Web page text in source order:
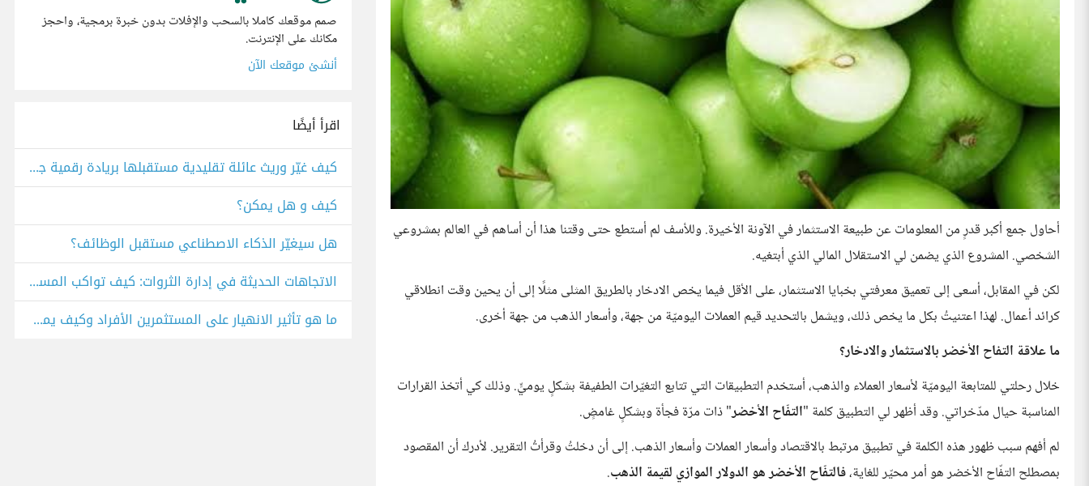
أحاول جمع أكبر قدرٍ من المعلومات عن طبيعة الاستثمار في الآونة الأخيرة. وللأسف لم أستطع حتى وقتنا هذا أن أساهم في العالم بمشروعي
الشخصي. المشروع الذي يضمن لي الاستقلال المالي الذي أبتغيه.
لكن في المقابل، أسعى إلى تعميق معرفتي بخبايا الاستثمار، على الأقل فيما يخص الادخار بالطريق المثلى مثلًا إلى أن يحين وقت انطلاقي
كرائد أعمال. لهذا اعتنيتُ بكل ما يخص ذلك، ويشمل بالتحديد قيم العملات اليوميّة من جهة، وأسعار الذهب من جهة أخرى.
ما علاقة التفاح الأخضر بالاستثمار والادخار؟
خلال رحلتي للمتابعة اليوميّة لأسعار العملاء والذهب، أستخدم التطبيقات التي تتابع التغيّرات الطفيفة بشكلٍ يوميٍّ. وذلك كي أتخذ القرارات
المناسبة حيال مدّخراتي. وقد أظهر لي التطبيق كلمة "التفّاح الأخضر" ذات مرّة فجأة وبشكلٍ غامضٍ.
لم أفهم سبب ظهور هذه الكلمة في تطبيق مرتبط بالاقتصاد وأسعار العملات وأسعار الذهب. إلى أن دخلتُ وقرأتُ التقرير. لأدرك أن المقصود
بمصطلح التفّاح الأخضر هو أمر محيّر للغاية،فالتفّاح الأخضر هو الدولار الموازي لقيمة الذهب.
صمم موقعك كاملا بالسحب والإفلات بدون خبرة برمجية، واحجز
مكانك على الإنترنت.
أنشئ موقعك الآن
اقرأ أيضًا
كيف غيّر وريث عائلة تقليدية مستقبلها بريادة رقمية جريئة؟
كيف و هل يمكن؟
هل سيغيّر الذكاء الاصطناعي مستقبل الوظائف؟
الاتجاهات الحديثة في إدارة الثروات: كيف تواكب المستقبل دون أن تفقد ثروتك (أو عقلك!)
ما هو تأثير الانهيار على المستثمرين الأفراد وكيف يمكنهم حماية استثمارتهم في المستقبل؟